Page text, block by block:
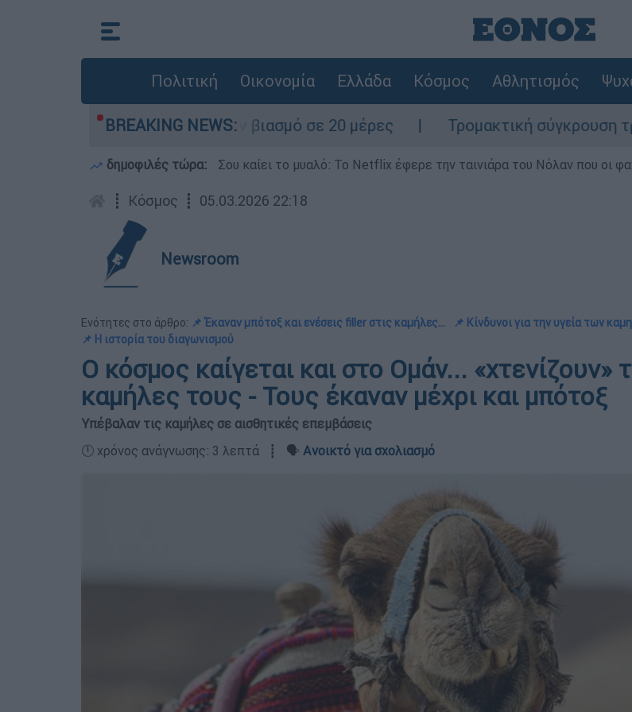
Πολιτική Οικονομία Ελλάδα Κόσμος Αθλητισμός
BREAKING NEWS:
κατήγγειλαν βιασμό σε 20 μέρες Τρομακτική σύγκρουση τραμ στο
δημοφιλές τώρα: Σου καίει το μυαλό: Το Netflix έφερε την ταινιάρα του Νόλαν που οι
┋ Κόσμος ┋ 05.03.2026 22:18
Newsroom
Ενότητες στο άρθρο: 📌 Έκαναν μπότοξ και ενέσεις filler στις καμήλες...
📌 Κίνδυνοι για την υγεία των
📌 Η ιστορία του διαγωνισμού
Ο κόσμος καίγεται και στο Ομάν... «χτενίζουν»
καμήλες τους - Τους έκαναν μέχρι και μπότοξ
Υπέβαλαν τις καμήλες σε αισθητικές επεμβάσεις
🕛 χρόνος ανάγνωσης: 3 λεπτά ┋ 🗣️ Ανοικτό για σχολιασμό